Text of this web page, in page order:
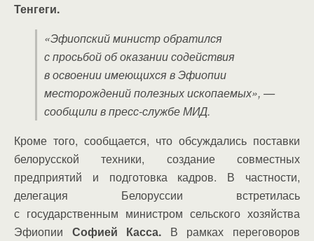
Тенгеги.
«Эфиопский министр обратился
с просьбой об оказании содействия
в освоении имеющихся в Эфиопии
месторождений полезных ископаемых», —
сообщили в пресс-службе МИД.
Кроме того, сообщается, что обсуждались поставки
белорусской техники, создание совместных
предприятий и подготовка кадров. В частности,
делегация Белоруссии встретилась
с государственным министром сельского хозяйства
Эфиопии Софией Касса. В рамках переговоров